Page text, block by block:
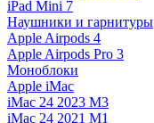
iPad Mini 7
Наушники и гарнитуры
Apple Airpods 4
Apple Airpods Pro 3
Моноблоки
Apple iMac
iMac 24 2023 M3
iMac 24 2021 M1